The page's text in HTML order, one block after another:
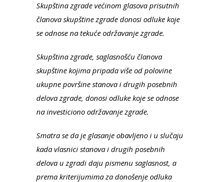
Skupština zgrade većinom glasova prisutnih
članova skupštine zgrade donosi odluke koje
se odnose na tekuće održavanje zgrade.
Skupština zgrade, saglasnošću članova
skupštine kojima pripada više od polovine
ukupne površine stanova i drugih posebnih
delova zgrade, donosi odluke koje se odnose
na investiciono održavanje zgrade.
Smatra se da je glasanje obavljeno i u slučaju
kada vlasnici stanova i drugih posebnih
delova u zgradi daju pismenu saglasnost, a
prema kriterijumima za donošenje odluka